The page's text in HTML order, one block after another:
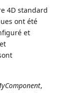
4D standard
ont été
et
,